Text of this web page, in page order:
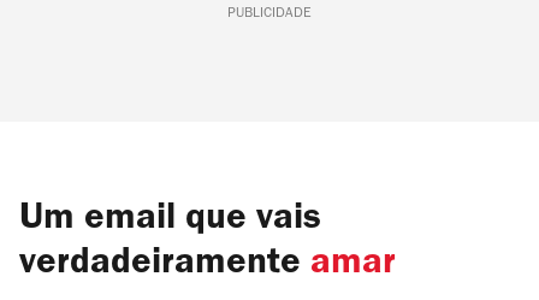
PUBLICIDADE
Um email que vais
verdadeiramente amar